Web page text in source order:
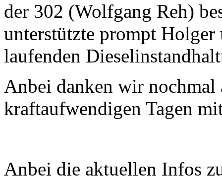
der 302 (Wolfgang Reh)
unterstützte prompt
laufenden
Anbei danken wir
kraftaufwendigen Tagen
Anbei die aktuellen Infos